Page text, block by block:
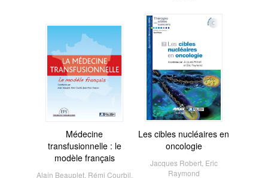
Médecine
transfusionnelle : le
modèle français
Alain Beauplet, Rémi Courbil
Les cibles nucléaires en
oncologie
Jacques Robert, Eric
Raymond